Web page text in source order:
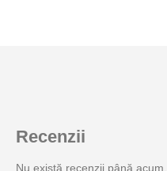
Recenzii
Nu există recenzii până acum.